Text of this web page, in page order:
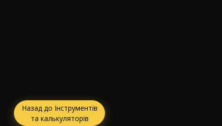
Назад до Інструментів
та калькуляторів